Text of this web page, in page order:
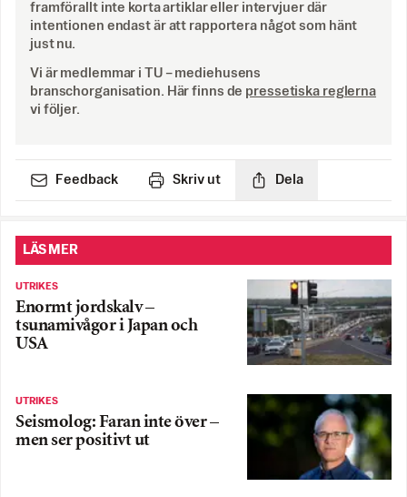
framförallt inte korta artiklar eller intervjuer där
intentionen endast är att rapportera något som hänt
just nu.
Vi är medlemmar i TU – mediehusens
branschorganisation. Här finns de pressetiska reglerna
vi följer.
Feedback Skriv ut Dela
LÄS MER
UTRIKES
Enormt jordskalv –
tsunamivågor i Japan och
USA
UTRIKES
Seismolog: Faran inte över –
men ser positivt ut